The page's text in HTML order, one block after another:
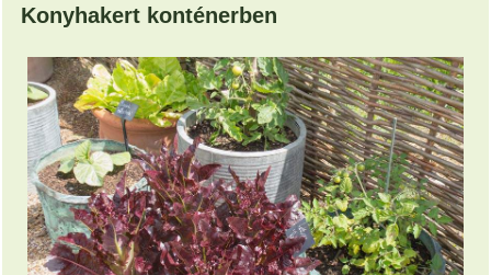
Konyhakert konténerben